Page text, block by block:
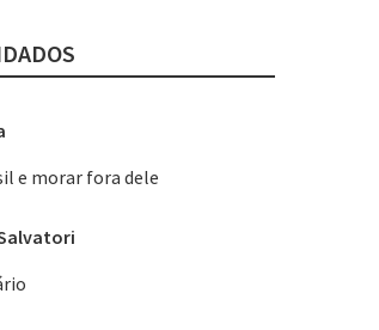
e morar fora dele